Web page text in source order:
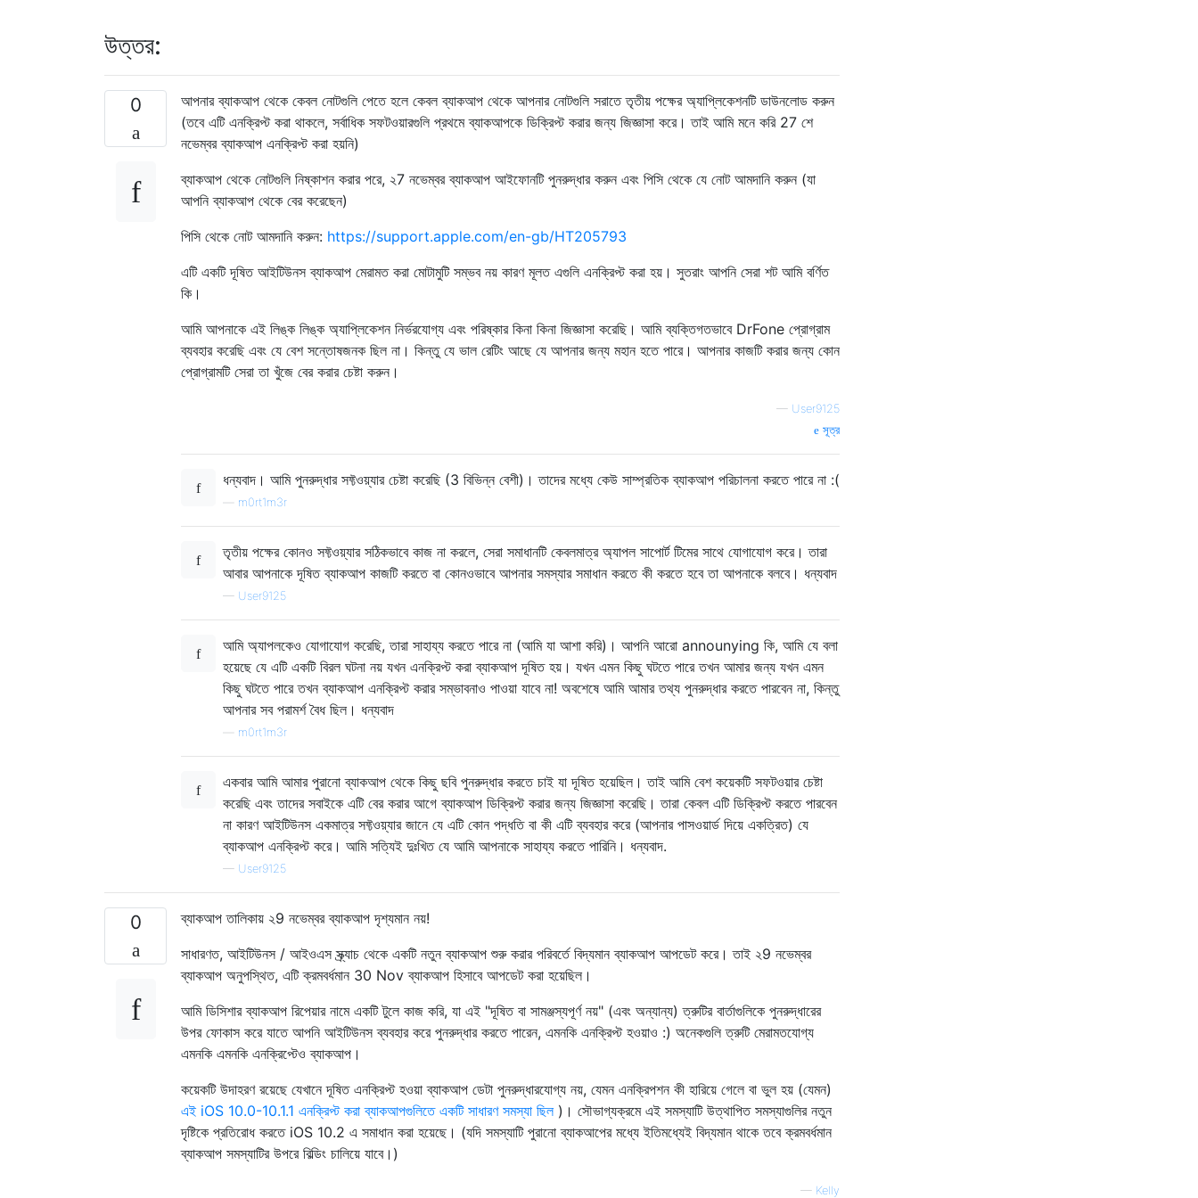
উত্তর:
0
আপনার ব্যাকআপ থেকে কেবল নোটগুলি পেতে হলে কেবল ব্যাকআপ থেকে আপনার নোটগুলি সরাতে তৃতীয় পক্ষের অ্যাপ্লিকেশনটি ডাউনলোড করুন
(তবে এটি এনক্রিপ্ট করা থাকলে, সর্বাধিক সফটওয়ারগুলি প্রথমে ব্যাকআপকে ডিক্রিপ্ট করার জন্য জিজ্ঞাসা করে। তাই আমি মনে করি 27 শে
নভেম্বর ব্যাকআপ এনক্রিপ্ট করা হয়নি)
ব্যাকআপ থেকে নোটগুলি নিষ্কাশন করার পরে, ২7 নভেম্বর ব্যাকআপ আইফোনটি পুনরুদ্ধার করুন এবং পিসি থেকে যে নোট আমদানি করুন (যা
আপনি ব্যাকআপ থেকে বের করেছেন)
পিসি থেকে নোট আমদানি করুন: https://support.apple.com/en-gb/HT205793
এটি একটি দূষিত আইটিউনস ব্যাকআপ মেরামত করা মোটামুটি সম্ভব নয় কারণ মূলত এগুলি এনক্রিপ্ট করা হয়। সুতরাং আপনি সেরা শট আমি বর্ণিত
কি।
আমি আপনাকে এই লিঙ্ক লিঙ্ক অ্যাপ্লিকেশন নির্ভরযোগ্য এবং পরিষ্কার কিনা কিনা জিজ্ঞাসা করেছি। আমি ব্যক্তিগতভাবে DrFone প্রোগ্রাম
ব্যবহার করেছি এবং যে বেশ সন্তোষজনক ছিল না। কিন্তু যে ভাল রেটিং আছে যে আপনার জন্য মহান হতে পারে। আপনার কাজটি করার জন্য কোন
প্রোগ্রামটি সেরা তা খুঁজে বের করার চেষ্টা করুন।
— User9125
সূত্র
ধন্যবাদ। আমি পুনরুদ্ধার সফ্টওয়্যার চেষ্টা করেছি (3 বিভিন্ন বেশী)। তাদের মধ্যে কেউ সাম্প্রতিক ব্যাকআপ পরিচালনা করতে পারে না :(
m0rt1m3r
তৃতীয় পক্ষের কোনও সফ্টওয়্যার সঠিকভাবে কাজ না করলে, সেরা সমাধানটি কেবলমাত্র অ্যাপল সাপোর্ট টিমের সাথে যোগাযোগ করে। তারা
আবার আপনাকে দূষিত ব্যাকআপ কাজটি করতে বা কোনওভাবে আপনার সমস্যার সমাধান করতে কী করতে হবে তা আপনাকে বলবে। ধন্যবাদ
— User9125
আমি অ্যাপলকেও যোগাযোগ করেছি, তারা সাহায্য করতে পারে না (আমি যা আশা করি)। আপনি আরো announying কি, আমি যে বলা
হয়েছে যে এটি একটি বিরল ঘটনা নয় যখন এনক্রিপ্ট করা ব্যাকআপ দূষিত হয়। যখন এমন কিছু ঘটতে পারে তখন আমার জন্য যখন এমন
কিছু ঘটতে পারে তখন ব্যাকআপ এনক্রিপ্ট করার সম্ভাবনাও পাওয়া যাবে না! অবশেষে আমি আমার তথ্য পুনরুদ্ধার করতে পারবেন না, কিন্তু
আপনার সব পরামর্শ বৈধ ছিল। ধন্যবাদ
m0rt1m3r
একবার আমি আমার পুরানো ব্যাকআপ থেকে কিছু ছবি পুনরুদ্ধার করতে চাই যা দূষিত হয়েছিল। তাই আমি বেশ কয়েকটি সফটওয়ার চেষ্টা
করেছি এবং তাদের সবাইকে এটি বের করার আগে ব্যাকআপ ডিক্রিপ্ট করার জন্য জিজ্ঞাসা করেছি। তারা কেবল এটি ডিক্রিপ্ট করতে পারবেন
না কারণ আইটিউনস একমাত্র সফ্টওয়্যার জানে যে এটি কোন পদ্ধতি বা কী এটি ব্যবহার করে (আপনার পাসওয়ার্ড দিয়ে একত্রিত) যে
ব্যাকআপ এনক্রিপ্ট করে। আমি সত্যিই দুঃখিত যে আমি আপনাকে সাহায্য করতে পারিনি। ধন্যবাদ.
— User9125
0
ব্যাকআপ তালিকায় ২9 নভেম্বর ব্যাকআপ দৃশ্যমান নয়!
সাধারণত, আইটিউনস / আইওএস স্ক্র্যাচ থেকে একটি নতুন ব্যাকআপ শুরু করার পরিবর্তে বিদ্যমান ব্যাকআপ আপডেট করে। তাই ২9 নভেম্বর
ব্যাকআপ অনুপস্থিত, এটি ক্রমবর্ধমান 30 Nov ব্যাকআপ হিসাবে আপডেট করা হয়েছিল।
আমি ডিসিশার ব্যাকআপ রিপেয়ার নামে একটি টুলে কাজ করি, যা এই "দূষিত বা সামঞ্জস্যপূর্ণ নয়" (এবং অন্যান্য) ত্রুটির বার্তাগুলিকে পুনরুদ্ধারের
উপর ফোকাস করে যাতে আপনি আইটিউনস ব্যবহার করে পুনরুদ্ধার করতে পারেন, এমনকি এনক্রিপ্ট হওয়াও :) অনেকগুলি ত্রুটি মেরামতযোগ্য
এমনকি এমনকি এনক্রিপ্টেও ব্যাকআপ।
কয়েকটি উদাহরণ রয়েছে যেখানে দূষিত এনক্রিপ্ট হওয়া ব্যাকআপ ডেটা পুনরুদ্ধারযোগ্য নয়, যেমন এনক্রিপশন কী হারিয়ে গেলে বা ভুল হয় (যেমন)
এই iOS 10.0-10.1.1 এনক্রিপ্ট করা ব্যাকআপগুলিতে একটি সাধারণ সমস্যা ছিল )। সৌভাগ্যক্রমে এই সমস্যাটি উত্থাপিত সমস্যাগুলির নতুন
দৃষ্টিকে প্রতিরোধ করতে iOS 10.2 এ সমাধান করা হয়েছে। (যদি সমস্যাটি পুরানো ব্যাকআপের মধ্যে ইতিমধ্যেই বিদ্যমান থাকে তবে ক্রমবর্ধমান
ব্যাকআপ সমস্যাটির উপরে বিল্ডিং চালিয়ে যাবে।)
— Kelly